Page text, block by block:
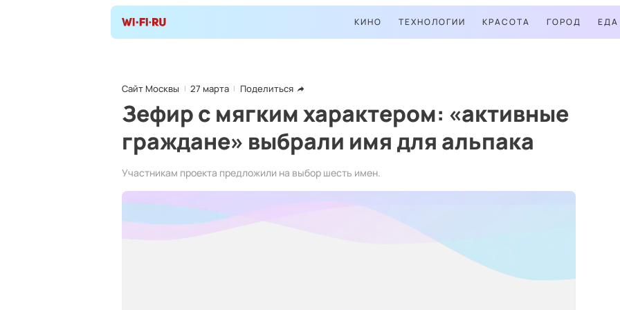
КИНО ТЕХНОЛОГИИ КРАСОТА ГОРОД ЕДА
Сайт Москвы 27 марта Поделиться
Зефир с мягким характером: «активные
граждане» выбрали имя для альпака
Участникам проекта предложили на выбор шесть имен.